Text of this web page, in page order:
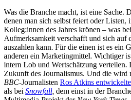
Was die Branche macht, ist eine Sache.
denen man sich selbst feiert oder Listen,
Kolleg:innen des Jahres krönen – was
Aufmerksamkeit verschafft und sich auf
auszahlen kann. Für die einen ist es ein
anderen ein Marketingmittel. Wichtiger
intern Lob und Wertschätzung verteilen.
Zukunft des Journalismus. Und die wird
BBC-Journalisten Ros Atkins
als bei Snowfall dem einst in der